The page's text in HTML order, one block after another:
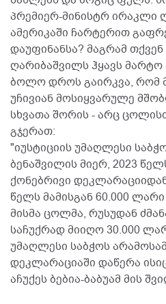
პრემიერ-მინისტრ ირაკლი
ამერიკაში ჩარტერით
დაუფინანსა? მაგრამ
ღარიბაშვილს ჰყავს
ბოლო დროს გაირკვა, რომ
უჩივიან მოსიყვარულე
სხვათა შორის - არც
გჯერათ:
"იუსტიციის უმაღლესი
ბენაშვილის მიერ, 2023
ქონებრივი
წელს მამისგან 60.000
მისმა ცოლმა, რუსუდან
საჩუქრად მიიღო 30.000
უმაღლესი საბჭოს
დეკლარაციაში დაწერა
აჩუქეს ბებია-ბაბუამ მის